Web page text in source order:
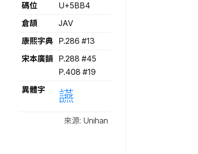
碼位
U+5BB4
倉頡
JAV
康熙字典
P.286 #13
宋本廣韻
P.288 #45
P.408 #19
異體字
讌
來源: Unihan